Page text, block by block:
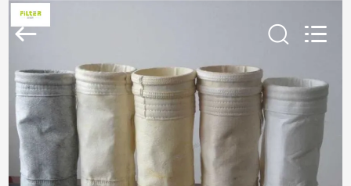
ΣΠΊΤΙ
ΠΡΟΪΌΝΤΑ
ΣΧΕΤΙΚΆ
Anhui
Technology
Co.,Ltd..
Reserved.